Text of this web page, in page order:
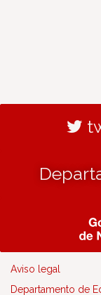
Aviso legal
Departamento de